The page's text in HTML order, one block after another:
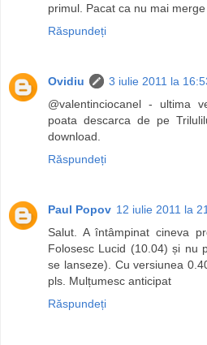
primul. Pacat ca nu mai merge
Răspundeți
Ovidiu
3 iulie 2011 la
@valentinciocanel - ultima
poata descarca de pe
download.
Răspundeți
Paul Popov 12 iulie 2011 la
Salut. A întâmpinat cineva
Folosesc Lucid (10.04) și nu
se lanseze). Cu versiunea
pls. Mulțumesc anticipat
Răspundeți